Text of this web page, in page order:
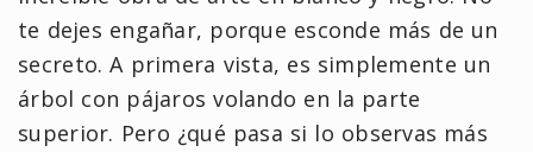
te dejes engañar, porque esconde más de un
secreto. A primera vista, es simplemente un
árbol con pájaros volando en la parte
superior. Pero ¿qué pasa si lo observas más